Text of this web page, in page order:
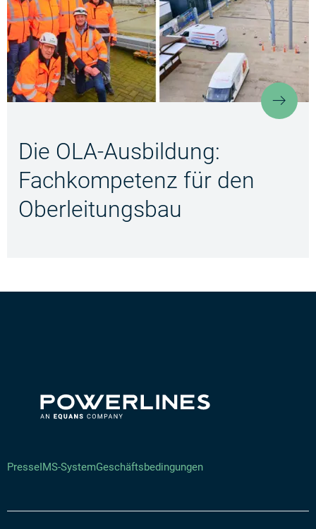
Die OLA-Ausbildung:
Fachkompetenz für den
Oberleitungsbau
Die
PresseIMS-SystemGeschäftsbedingungen